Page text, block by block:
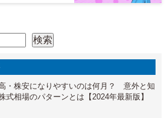
検索
・株安になりやすいのは何月？ 意外と知
式相場のパターンとは【2024年最新版】